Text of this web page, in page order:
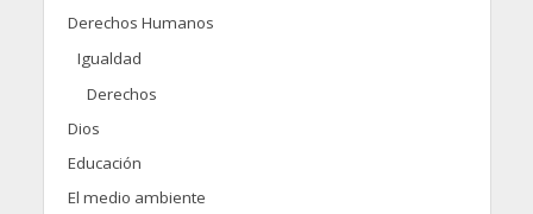
Derechos Humanos
Igualdad
Derechos
Dios
Educación
El medio ambiente